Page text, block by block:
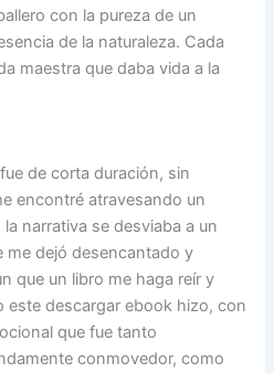
con la pureza de un
de la naturaleza. Cada
maestra que daba vida a la
de corta duración, sin
encontré atravesando un
narrativa se desviaba a un
me dejó desencantado y
que un libro me haga reír y
este descargar ebook hizo, con
que fue tanto
conmovedor, como